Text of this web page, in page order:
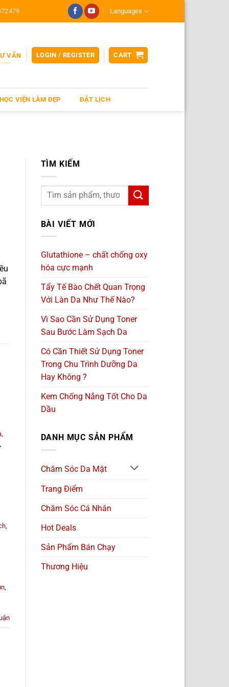
Languages
VẤN LOGIN / REGISTER CART
HỌC VIỆN LÀM ĐẸP ĐẶT LỊCH
,
,
,
,
TÌM KIẾM
BÀI VIẾT MỚI
Glutathione – chất chống oxy
hóa cực mạnh
Tẩy Tế Bào Chết Quan Trọng
Với Làn Da Như Thế Nào?
Vì Sao Cần Sử Dụng Toner
Sau Bước Làm Sạch Da
Có Cần Thiết Sử Dụng Toner
Trong Chu Trình Dưỡng Da
Hay Không ?
Kem Chống Nắng Tốt Cho Da
Dầu
DANH MỤC SẢN PHẨM
Chăm Sóc Da Mặt
Trang Điểm
Chăm Sóc Cá Nhân
Hot Deals
Sản Phẩm Bán Chạy
Thương Hiệu